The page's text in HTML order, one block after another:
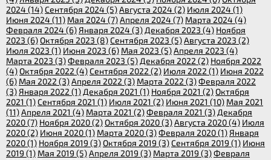
2024 (14)Сентября 2024 (5)Августа 2024 (2) Июля 2024 (1)
Июня 2024 (11) Мая 2024 (7)Апреля 2024 (7) Марта 2024 (4)
Февраля 2024 (6) Января 2024 (3) Декабря 2023 (4) Ноября
2023 (6)Октября 2023 (8)Сентября 2023 (5)Августа 2023 (2)
Июля 2023 (1) Июня 2023 (6) Мая 2023 (5)Апреля 2023 (4)
Марта 2023 (3)Февраля 2023 (5) Декабря 2022 (2) Ноября 2022
(4)Октября 2022 (4)Сентября 2022 (2) Июля 2022 (1) Июня 2022
(6) Мая 2022 (3)Апреля 2022 (3) Марта 2022 (3)Февраля 2022
(3) Января 2022 (1) Декабря 2021 (1) Ноября 2021 (2)Октября
2021 (1)Сентября 2021 (1) Июля 2021 (2) Июня 2021 (10) Мая 2021
(11)Апреля 2021 (4) Марта 2021 (2)Февраля 2021 (3) Декабря
2020 (7) Ноября 2020 (2)Октября 2020 (3)Августа 2020 (4) Июля
2020 (2) Июня 2020 (1) Марта 2020 (3)Февраля 2020 (1) Января
2020 (1) Ноября 2019 (3)Октября 2019 (3)Сентября 2019 (1) Июня
2019 (1) Мая 2019 (5)Апреля 2019 (3) Марта 2019 (3)Февраля